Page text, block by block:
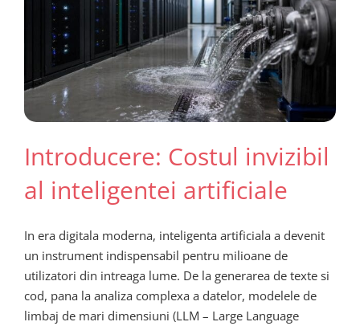
Introducere: Costul invizibil
al inteligentei artificiale
In era digitala moderna, inteligenta artificiala a devenit
un instrument indispensabil pentru milioane de
utilizatori din intreaga lume. De la generarea de texte si
cod, pana la analiza complexa a datelor, modelele de
limbaj de mari dimensiuni (LLM – Large Language